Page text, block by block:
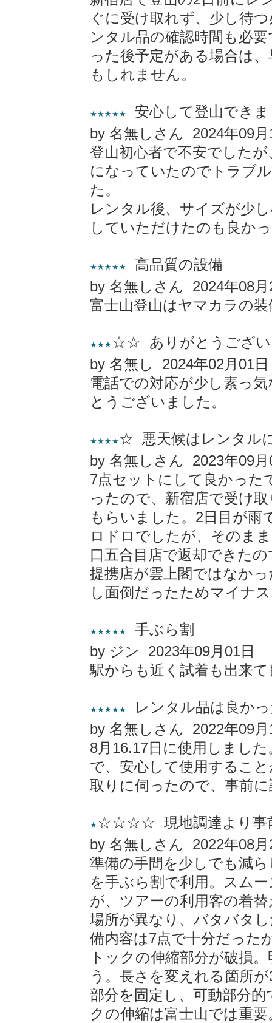
ぐに受け取れず、少し待
ンタル品の確認時間も必
った後予定がある場合は
もしれません。
★★★★★
安心して登山でき
by 名無しさん 2024年09月
登山初心者で不安でした
になっていたのでトラブ
た。
レンタル後、サイズが少
していただけたのも良か
★★★★★
高品質の設備
by 名無しさん 2024年08月
富士山登山はヤマカラの
★★★ ☆☆ ありがとうござい
by 名無し 2024年02月01日
電話での対応が少し素っ
とうございました。
★★★★ ☆ 悪天候はレンタル
by 名無しさん 2023年09月
7点セットにして良かった
ったので、新宿店で受け
もらいました。2日目が雨
ロドロでしたが、そのま
口五合目店で返却できた
提携店が雲上閣ではなか
し面倒だったためマイナ
★★★★★
手ぶら割
by ジン 2023年09月01日
駅からも近く試着も出来
★★★★★
レンタル品は良か
by 名無しさん 2022年09月
8月16.17日に使用しまし
で、安心して使用するこ
取りに伺ったので、事前
★ ☆☆☆☆ 現地調達より事
by 名無しさん 2022年08月
準備の手間を少しでも減
を手ぶら割で利用。スム
が、ツアーの利用客の着
場所が異なり、バタバタ
備内容は7点で十分だった
トックの伸縮部分が破損
う。長さを変えれる箇所
部分を固定し、可動部分
クの伸縮は富士山では重